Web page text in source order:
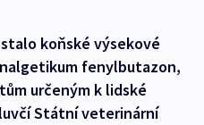
koňské výsekové
fenylbutazon,
určeným k lidské
Státní veterinární